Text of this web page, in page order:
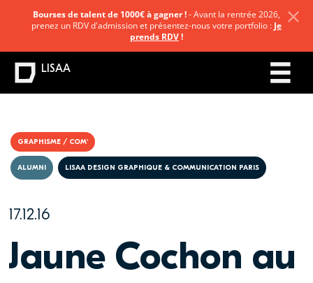
GRAPHISME / COM'
17.12.16
ALUMNI LISAA DESIGN GRAPHIQUE & COMMUNICATION PARIS
Jaune Cochon au
Bourses de talent de 1000€ à gagner !- Avant la rentrée 2026,
prenez un RDV d'admission et présentez-nous votre portfolio : Je
prends RDV!
LISAA